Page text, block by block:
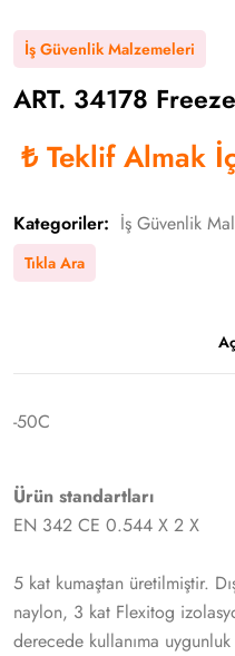
İş Güvenlik Malzemeleri
ART. 34178
₺Teklif Almak
Kategoriler: İş Güvenlik
Tıkla Ara
-50C
Ürün standartları
EN 342 CE 0.544 X 2 X
5 kat kumaştan üretilmiştir.
naylon, 3 kat Flexitog
derecede kullanıma uygunluk